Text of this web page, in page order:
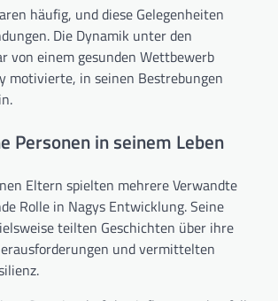
häufig, und diese Gelegenheiten
Die Dynamik unter den
von einem gesunden Wettbewerb
motivierte, in seinen Bestrebungen
Personen in seinem Leben
Eltern spielten mehrere Verwandte
Rolle in Nagys Entwicklung. Seine
teilten Geschichten über ihre
und vermittelten